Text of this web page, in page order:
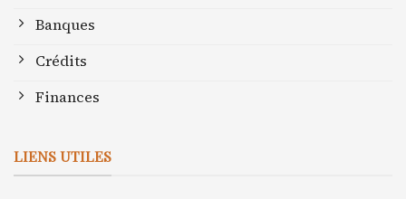
Banques
Crédits
Finances
LIENS UTILES